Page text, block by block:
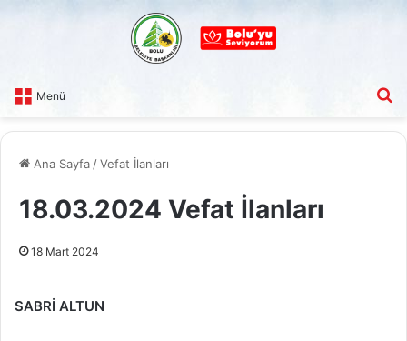
Menü
Ana Sayfa /Vefat İlanları
18.03.2024 Vefat İlanları
18 Mart 2024
SABRİ ALTUN